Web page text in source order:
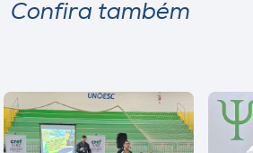
Confira também